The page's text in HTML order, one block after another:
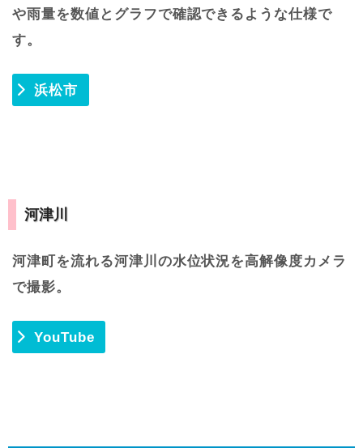
や雨量を数値とグラフで確認できるような仕様で
す。
浜松市
河津川
河津町を流れる河津川の水位状況を高解像度カメラ
で撮影。
YouTube